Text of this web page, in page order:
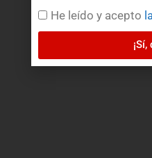
He leído y acepto